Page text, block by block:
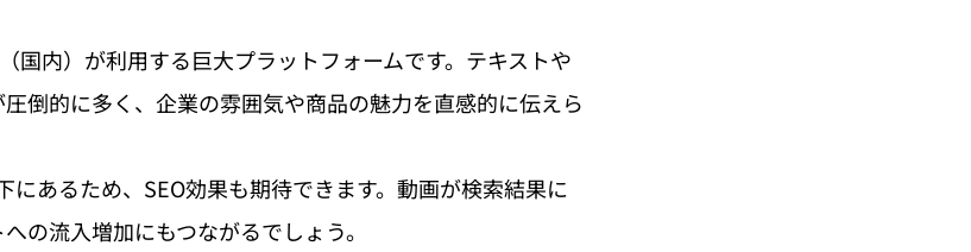
国内）が利用する巨大プラットフォームです。テキストや
倒的に多く、企業の雰囲気や商品の魅力を直感的に伝えら
にあるため、SEO効果も期待できます。動画が検索結果に
の流入増加にもつながるでしょう。